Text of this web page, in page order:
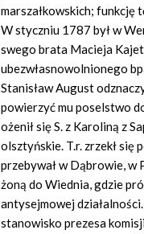
marszałkowskich; funkcję
W styczniu 1787 był w
swego brata Macieja
ubezwłasnowolnionego
Stanisław August
powierzyć mu poselstwo
ożenił się S. z Karoliną z
olsztyńskie. T.r. zrzekł się
przebywał w Dąbrowie, w
żoną do Wiednia, gdzie
antysejmowej
stanowisko prezesa